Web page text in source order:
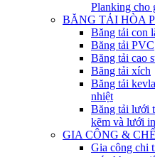
Planking cho
BĂNG TẢI HÒA
Băng tải con
Băng tải PVC
Băng tải cao
Băng tải xích
Băng tải
nhiệt
Băng tải lưới
kẽm và lưới
GIA CÔNG &
Gia công chi